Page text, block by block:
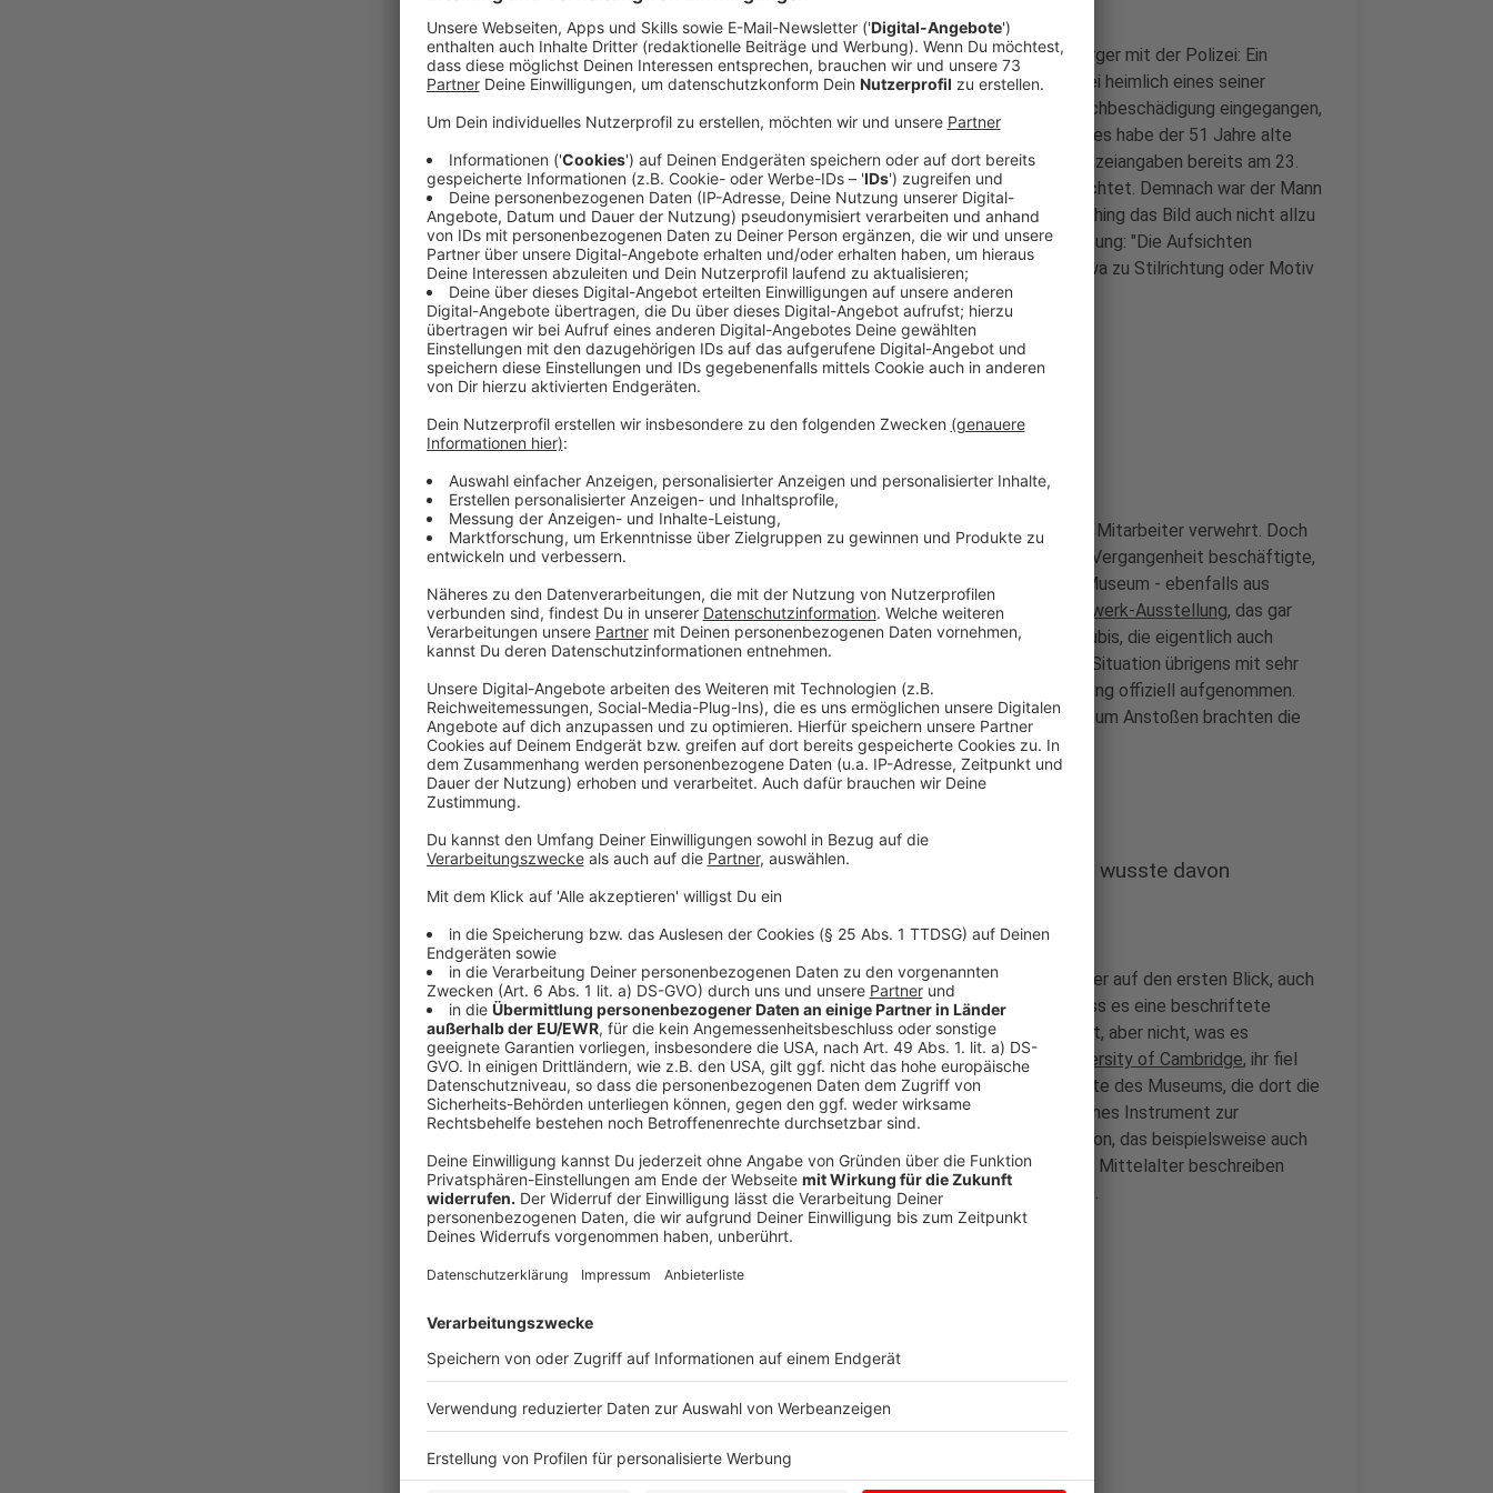
Er träumte vermutlich vom künstlerischen Ruhm - und hat jetzt Ärger mit der Polizei: Ein
Mitarbeiter der Münchner Pinakothek der Modernehat laut Polizei heimlich eines seiner
eigenen Gemälde dort aufgehängt. Es sei eine Anzeige wegen Sachbeschädigung eingegangen,
sagte ein Sprecher der Polizei. Grund: Beim Aufhängen seines Bildes habe der 51 Jahre alte
Mann Löcher in die Wand gebohrt. Der Vorfall hatte sich nach Polizeiangaben bereits am 23.
Februar ereignet. Zunächst hatte die "Süddeutsche Zeitung" berichtet. Demnach war der Mann
ein Mitarbeiter im technischen Bereich des Museums. Vermutlich hing das Bild auch nicht allzu
lang in der Pinakothek. Eine Sprecherin des Hauses sagte der Zeitung: "Die Aufsichten
bemerken so etwas sofort." Nähere Details zu dem Bild - also etwa zu Stilrichtung oder Motiv
- waren nicht bekannt.
Anzeige
Bierfass steht jahrelang unbemerkt herum
Diese künstlerische Freiheit, sich selbst auszustellen, wurde dem Mitarbeiter verwehrt. Doch
sein kurioser Fall ist nicht der einzige, der Museen in der jüngeren Vergangenheit beschäftigte,
weil sie ungewollten Zuwachs bekommen haben. Das Deutsche Museum - ebenfalls aus
München - beherbergte über zwei Jahre ein Bierfass in einer
Bergwerk-Ausstellung, das gar
nicht dazu gehörte. Hineingeschmuggelt hatten es zwei junge Azubis, die eigentlich auch
nichts Böses wollten. Das Deutsche Museum nahm die gesamte Situation übrigens mit sehr
viel Humor. Denn kurzerhand wurde das Fass als Teil der Ausstellung offiziell aufgenommen.
Das Fass durfte fortan nur mit Handschuhen angefasst werden. Zum Anstoßen brachten die
"Übeltäter" ein frisches Fass Bier mit.
Anzeige
Museum hat seltenes Relikt in Ausstellung - und keiner wusste davon
Anzeige
Den Wert hinter gewissen Kunstwerken, erkennt man ja nicht immer auf den ersten Blick, auch
ein Museum nicht. DasMuseo Miniscalchi-Erizzo wusste zwar, dass es eine beschriftete
Messingscheibe mit einem Loch in der Mitte in ihrer Sammlung hat, aber nicht, was es
eigentlich ist. Darauf stieß nämlichFederica Gigante von der University of Cambridge, ihr fiel
ein sogenanntes Astrolabium auf - bei einem Blick auf die Webseite des Museums, die dort die
Messingscheibe präsentierte. Ein Astrolabium ist ein astronomisches Instrument zur
Bestimmung von Positionen von Himmelskörpern und zur Navigation, das beispielsweise auch
von Seefahrern genutzt wurde. Dieses Fundstück aus dem frühen Mittelalter beschreiben
Experten als einzigartig. Nun weiß auch das Museum selbst davon.
Anzeige
Anzeige
Neues Bild in Bonner Kunsthalle
Anzeige